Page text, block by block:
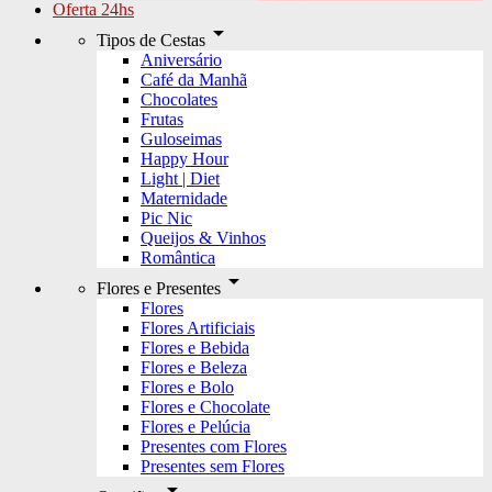
Oferta 24hs
Tipos de Cestas arrow_drop_down
Aniversário
Café da Manhã
Chocolates
Frutas
Guloseimas
Happy Hour
Light | Diet
Maternidade
Pic Nic
Queijos & Vinhos
Romântica
Flores e Presentes arrow_drop_down
Flores
Flores Artificiais
Flores e Bebida
Flores e Beleza
Flores e Bolo
Flores e Chocolate
Flores e Pelúcia
Presentes com Flores
Presentes sem Flores